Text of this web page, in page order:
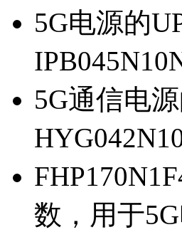
5G电源的
5G通信电
数，用于5G